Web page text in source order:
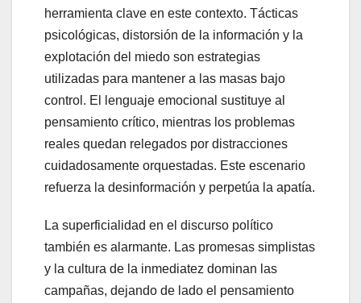
herramienta clave en este contexto. Tácticas
psicológicas, distorsión de la información y la
explotación del miedo son estrategias
utilizadas para mantener a las masas bajo
control. El lenguaje emocional sustituye al
pensamiento crítico, mientras los problemas
reales quedan relegados por distracciones
cuidadosamente orquestadas. Este escenario
refuerza la desinformación y perpetúa la apatía.
La superficialidad en el discurso político
también es alarmante. Las promesas simplistas
y la cultura de la inmediatez dominan las
campañas, dejando de lado el pensamiento